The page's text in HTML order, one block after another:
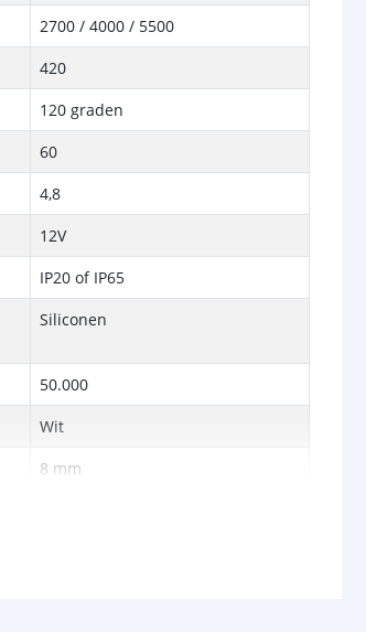
2700 / 4000/ 5500
420
120 graden
60
4,8
12V
IP20 of IP65
Siliconen
50.000
Wit
8 mm